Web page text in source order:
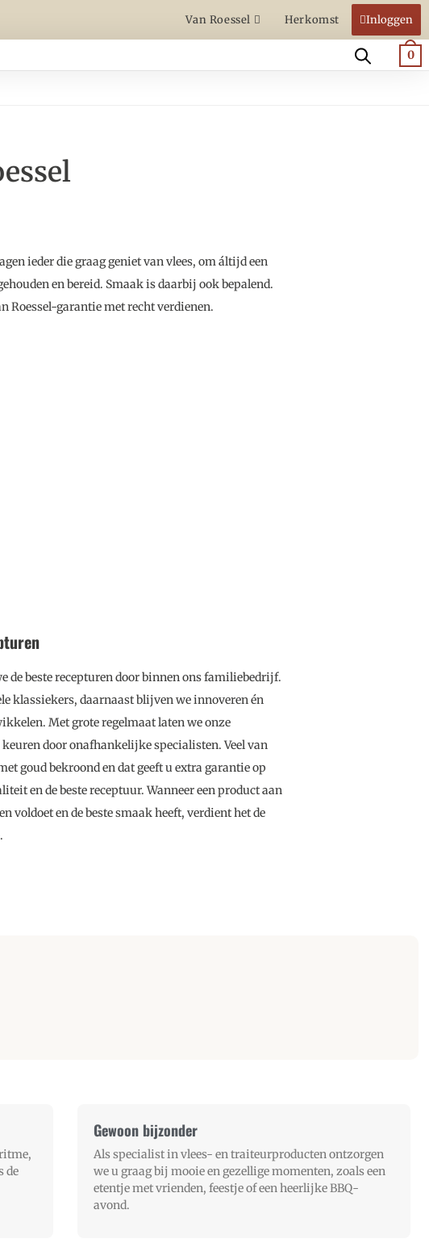
Van Roessel Herkomst Inloggen
0
ieder die graag geniet van vlees, om áltijd een
en bereid. Smaak is daarbij ook bepalend.
Roessel-garantie met recht verdienen.
de beste recepturen door binnen ons familiebedrijf.
klassiekers, daarnaast blijven we innoveren én
Met grote regelmaat laten we onze
door onafhankelijke specialisten. Veel van
goud bekroond en dat geeft u extra garantie op
en de beste receptuur. Wanneer een product aan
voldoet en de beste smaak heeft, verdient het de
de
Gewoon bijzonder
Als specialist in vlees- en traiteurproducten ontzorgen
we u graag bij mooie en gezellige momenten, zoals een
etentje met vrienden, feestje of een heerlijke BBQ-
avond.